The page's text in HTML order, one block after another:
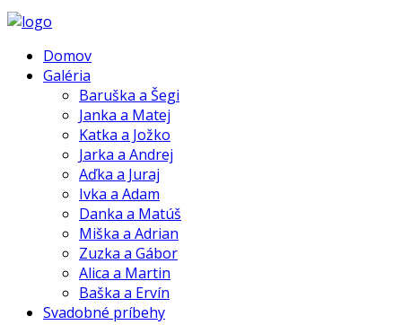
Domov
Galéria
Baruška a Šegi
Janka a Matej
Katka a Jožko
Jarka a Andrej
Aďka a Juraj
Ivka a Adam
Danka a Matúš
Miška a Adrian
Zuzka a Gábor
Alica a Martin
Baška a Ervín
Svadobné príbehy